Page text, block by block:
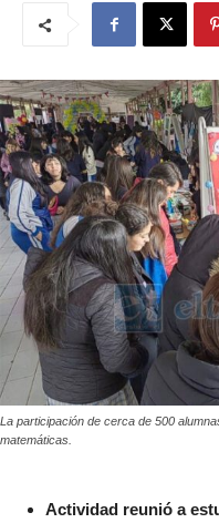
La participación de cerca de 500
matemáticas.
Actividad reunió a